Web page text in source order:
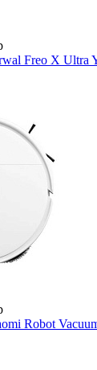
Freo X Ultra
Robot